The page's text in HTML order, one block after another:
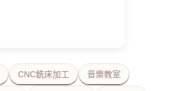
CNC銑床加工 音樂教室